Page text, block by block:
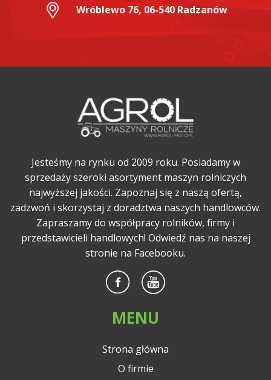
Wróblewo 76, 06-540 Radzanów
Jesteśmy na rynku od 2009 roku. Posiadamy w
sprzedaży szeroki asortyment maszyn rolniczych
najwyższej jakości. Zapoznaj się z naszą ofertą,
zadzwoń i skorzystaj z doradztwa naszych handlowców.
Zapraszamy do współpracy rolników, firmy i
przedstawicieli handlowych! Odwiedź nas na naszej
stronie na Facebooku.
MENU
Strona główna
O firmie